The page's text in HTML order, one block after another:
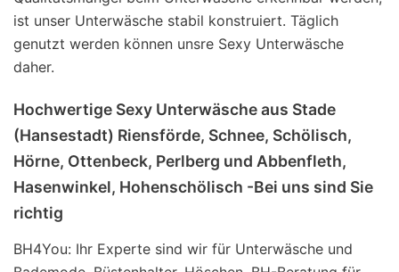
ist unser Unterwäsche stabil konstruiert. Täglich
genutzt werden können unsre Sexy Unterwäsche
daher.
Hochwertige Sexy Unterwäsche aus Stade
(Hansestadt) Riensförde, Schnee, Schölisch,
Hörne, Ottenbeck, Perlberg und Abbenfleth,
Hasenwinkel, Hohenschölisch -Bei uns sind Sie
richtig
BH4You: Ihr Experte sind wir für Unterwäsche und